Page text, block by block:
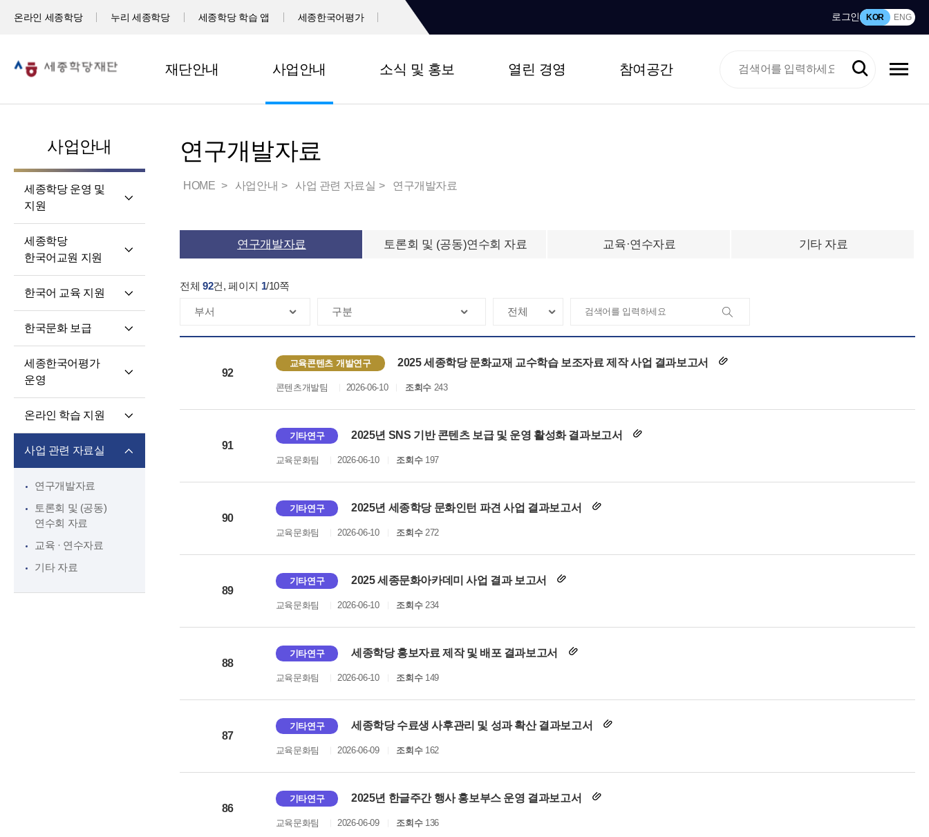
온라인 세종학당 누리 세종학당 세종학당 학습 앱 세종한국어평가 로그인 KOR ENG
재단안내 사업안내 소식 및 홍보 열린 경영 참여공간
사업안내
세종학당 운영 및
지원
세종학당 신규 지정
세종학당 운영 지원
세종학당
한국어교원 지원
한국어교원의 직무와
핵심 역량
교원 전문성 강화
파견교원 지원
한국어 교육 지원
한국문화 보급
말하기 쓰기 대회
세종학당 문화인턴
세종한국어평가
운영
온라인 학습 지원
사업 관련 자료실
연구개발자료
토론회 및 (공동)
연수회 자료
교육 · 연수자료
기타 자료
연구개발자료
HOME 사업안내 사업 관련 자료실 연구개발자료
연구개발자료 토론회 및 (공동)연수회 자료 교육·연수자료 기타 자료
전체 92건, 페이지 1/10쪽
92
교육콘텐츠 개발연구 2025 세종학당 문화교재 교수학습 보조자료 제작 사업 결과보고서
콘텐츠개발팀 2026-06-10 조회수 243
91
기타연구 2025년 SNS 기반 콘텐츠 보급 및 운영 활성화 결과보고서
교육문화팀 2026-06-10 조회수197
90
기타연구 2025년 세종학당 문화인턴 파견 사업 결과보고서
교육문화팀 2026-06-10 조회수272
89
기타연구 2025 세종문화아카데미 사업 결과 보고서
교육문화팀 2026-06-10 조회수234
88
기타연구 세종학당 홍보자료 제작 및 배포 결과보고서
교육문화팀 2026-06-10 조회수149
87
기타연구 세종학당 수료생 사후관리 및 성과 확산 결과보고서
교육문화팀 2026-06-09 조회수162
86
기타연구 2025년 한글주간 행사 홍보부스 운영 결과보고서
교육문화팀 2026-06-09 조회수136